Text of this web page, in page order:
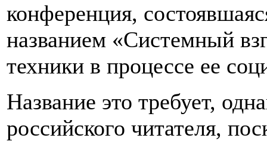
конференция,
названием «Системный
техники в процессе ее
Название это требует,
российского читателя,